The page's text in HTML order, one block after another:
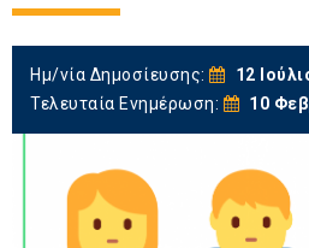
Ημ/νία Δημοσίευσης:
12
Τελευταία Ενημέρωση:
10